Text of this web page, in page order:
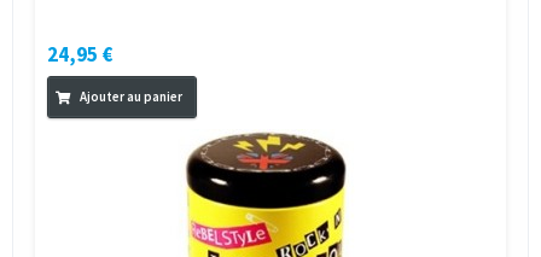
24,95 €
Ajouter au panier